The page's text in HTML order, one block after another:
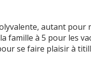
autant pour
famille à 5 pour les
se faire plaisir à